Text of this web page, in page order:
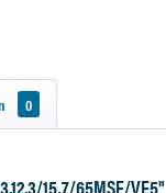
0
15,7/65MSF/VE5"